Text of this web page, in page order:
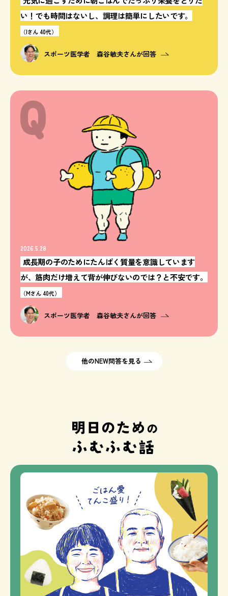
い！でも時間はないし、調理は簡単にしたいです。
（Iさん 40代）
スポーツ医学者 森谷敏夫さんが回答
2026.5.28
成長期の子のためにたんぱく質量を意識しています
が、筋肉だけ増えて背が伸びないのでは？と不安です。
（Mさん 40代）
スポーツ医学者 森谷敏夫さんが回答
他のNEW問答を見る